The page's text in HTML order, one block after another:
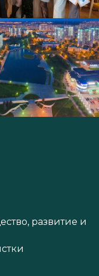
развитие и